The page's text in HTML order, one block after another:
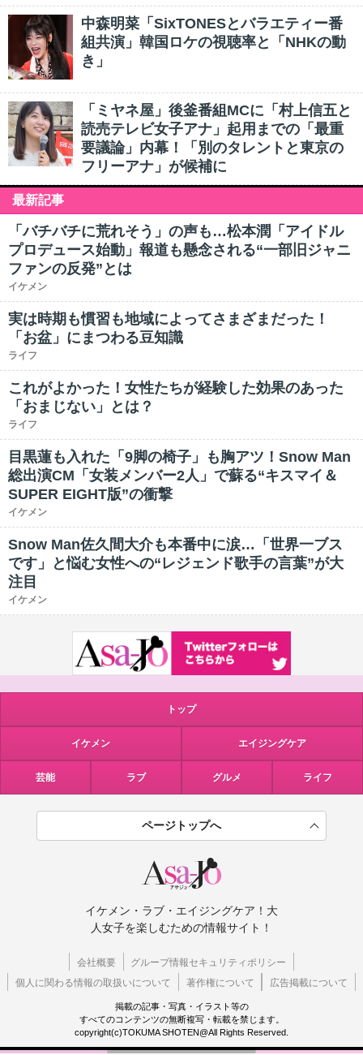
中森明菜「SixTONESとバラエティー番
組共演」韓国ロケの視聴率と「NHKの動
き」
「ミヤネ屋」後釜番組MCに「村上信五と
読売テレビ女子アナ」起用までの「最重
要議論」内幕！「別のタレントと東京の
フリーアナ」が候補に
最新記事
「バチバチに荒れそう」の声も…松本潤「アイドル
プロデュース始動」報道も懸念される“一部旧ジャニ
ファンの反発”とは
イケメン
実は時期も慣習も地域によってさまざまだった！
「お盆」にまつわる豆知識
ライフ
これがよかった！女性たちが経験した効果のあった
「おまじない」とは？
ライフ
目黒蓮も入れた「9脚の椅子」も胸アツ！Snow Man
総出演CM「女装メンバー2人」で蘇る“キスマイ＆
SUPER EIGHT版”の衝撃
イケメン
Snow Man佐久間大介も本番中に涙…「世界一ブス
です」と悩む女性への“レジェンド歌手の言葉”が大
注目
イケメン
トップ
イケメン エイジングケア
芸能 ラブ グルメ ライフ
ページトップへ
イケメン・ラブ・エイジングケア！大
人女子を楽しむための情報サイト！
会社概要
グループ情報セキュリティポリシー
個人に関わる情報の取扱いについて
著作権について 広告掲載について
掲載の記事・写真・イラスト等の
すべてのコンテンツの無断複写・転載を禁じます。
copyright(c)TOKUMA SHOTEN@All Rights Reserved.